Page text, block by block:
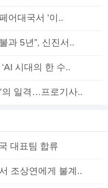
어대국서 '이..
과 5년”, 신진서..
시대의 한 수..
의 일격…프로기사..
대표팀 합류
조상연에게 불계..